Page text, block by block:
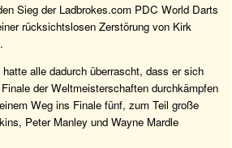
Sieg der Ladbrokes.com PDC World Darts
rücksichtslosen Zerstörung von Kirk
alle dadurch überrascht, dass er sich
der Weltmeisterschaften durchkämpfen
Weg ins Finale fünf, zum Teil große
Peter Manley und Wayne Mardle